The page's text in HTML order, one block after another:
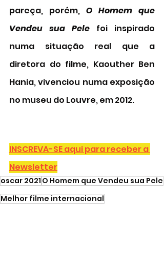
pareça, porém, O Homem que
Vendeu sua Pele foi inspirado
numa situação real que a
diretora do filme, Kaouther Ben
Hania, vivenciou numa exposição
no museu do Louvre, em 2012.
INSCREVA-SE aqui para receber a
Newsletter
oscar 2021 O Homem que Vendeu sua Pele
Melhor filme internacional